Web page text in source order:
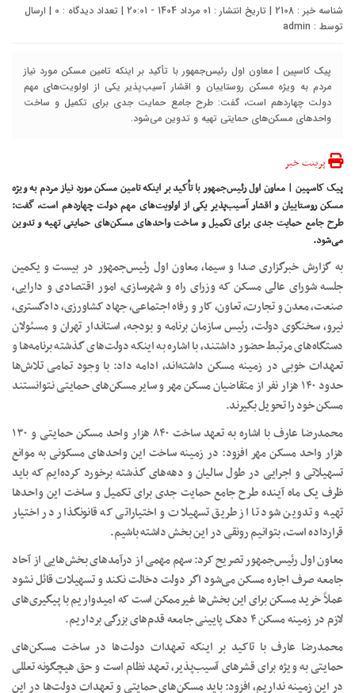
شناسه خبر : 2108 | تاریخ انتشار : 01 مرداد 1404 - 20:01 | تعداد دیدگاه : 0 | ارسال
توسط : admin
پیک کاسپین | معاون اول رئیس‌جمهور با تأکید بر اینکه تامین مسکن مورد نیاز
مردم به ویژه مسکن روستاییان و اقشار آسیب‌پذیر یکی از اولویت‌های مهم
دولت چهاردهم است، گفت: طرح جامع حمایت جدی برای تکمیل و ساخت
واحد‌های مسکن‌های حمایتی تهیه و تدوین می‌شود.
پرینت خبر
پیک کاسپین | معاون اول رئیس‌جمهور با تأکید بر اینکه تامین مسکن مورد نیاز مردم به ویژه
مسکن روستاییان و اقشار آسیب‌پذیر یکی از اولویت‌های مهم دولت چهاردهم است، گفت:
طرح جامع حمایت جدی برای تکمیل و ساخت واحد‌های مسکن‌های حمایتی تهیه و تدوین
می‌شود.
به گزارش خبرگزاری صدا و سیما، معاون اول رئیس‌جمهور در بیست و یکمین
جلسه شورای عالی مسکن که وزرای راه و شهرسازی، امور اقتصادی و دارایی،
صنعت، معدن و تجارت، تعاون، کار و رفاه اجتماعی، جهاد کشاورزی، دادگستری،
نیرو، سخنگوی دولت، رئیس سازمان برنامه و بودجه، استاندار تهران و مسئولان
دستگاه‌های مرتبط حضور داشتند، با اشاره به اینکه دولت‌های گذشته برنامه‌ها و
تعهدات خوبی در زمینه مسکن داشته‌اند، ادامه داد: با وجود تمامی تلاش‌ها
حدود ۱۴۰ هزار نفر از متقاضیان مسکن مهر و سایر مسکن‌های حمایتی نتوانستند
مسکن خود را تحویل بگیرند.
محمدرضا عارف با اشاره به تعهد ساخت ۸۴۰ هزار واحد مسکن حمایتی و ۱۳۰
هزار واحد مسکن مهر افزود: در زمینه ساخت این واحد‌های مسکونی به موانع
تسهیلاتی و اجرایی در طول سالیان و دهه‌های گذشته برخورد کرده‌ایم که باید
ظرف یک ماه آینده طرح جامع حمایت جدی برای تکمیل و ساخت این واحد‌ها
تهیه و تدوین شود تا از طریق تسهیلات و اختیاراتی که قانونگذار در اختیار
قرارداده است، بتوانیم رونقی در این بخش داشته باشیم.
معاون اول رئیس‌جمهور تصریح کرد: سهم مهمی از درآمد‌های بخش‌هایی از آحاد
جامعه صرف اجاره مسکن می‌شود اگر دولت دخالت نکند و تسهیلات قائل نشود
عملاً خرید مسکن برای این بخش‌ها غیرممکن است که امیدواریم با پیگیری‌های
لازم در زمینه مسکن ۴ دهک پایینی جامعه قدم‌های بزرگی برداریم.
محمدرضا عارف با تاکید بر اینکه تعهدات دولت‌ها در ساخت مسکن‌های
حمایتی به ویژه برای قشرهای آسیب‌پذیر، تعهد نظام است و حق هیچگونه تعللی
در این زمینه نداریم، افزود: باید مسکن‌های حمایتی و تعهدات دولت‌ها در این